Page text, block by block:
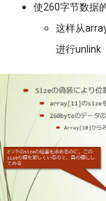
使260字节数据
这样从
进行unlink